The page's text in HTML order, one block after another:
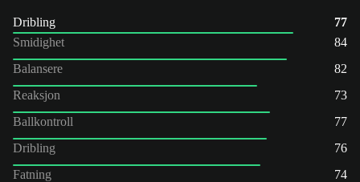
Dribling
77
Smidighet
84
Balansere
82
Reaksjon
73
Ballkontroll
77
Dribling
76
Fatning
74